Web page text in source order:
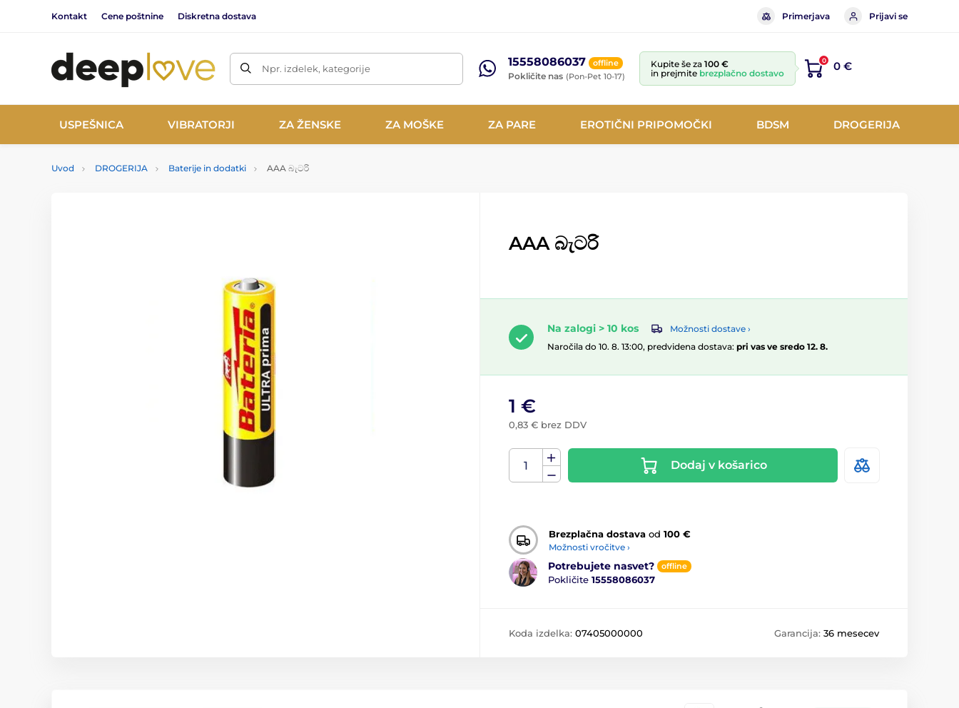
Kontakt Cene poštnine Diskretna dostava Primerjava Prijavi se
Npr. izdelek, kategorije 15558086037 offline
Pokličite nas (Pon-Pet 10-17)
Kupite še za 100 €
in prejmite brezplačno dostavo
0 0 €
USPEŠNICA VIBRATORJI ZA ŽENSKE ZA MOŠKE ZA PARE EROTIČNI PRIPOMOČKI BDSM DROGERIJA
Uvod DROGERIJA Baterije in dodatki AAA බැටරි
AAA බැටරි
Na zalogi > 10 kos
Možnosti dostave ›
Naročila do 10. 8. 13:00, predvidena dostava: pri vas ve sredo 12. 8.
1 €
0,83 € brez DDV
Dodaj v košarico
Brezplačna dostava od 100 €
Možnosti vročitve ›
Potrebujete nasvet? offline
Pokličite 15558086037
Koda izdelka: 07405000000 Garancija: 36 mesecev